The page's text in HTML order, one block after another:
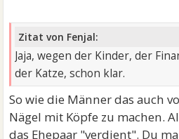
Zitat von Fenjal:
Jaja, wegen der Kinder, der
der Katze, schon klar.
So wie die Männer das auch
Nägel mit Köpfe zu machen.
das Ehepaar "verdient". Du